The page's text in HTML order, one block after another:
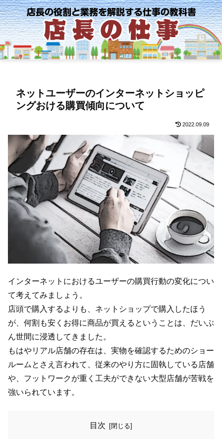
ネットユーザーのインターネットショッピ
ングおける購買傾向について
2022.09.09
インターネットにおけるユーザーの購買行動の変化につい
て考えてみましょう。
店頭で購入するよりも、ネットショップで購入したほう
が、何割も安くお得に商品が買えるということは、だいぶ
ん世間に浸透してきました。
もはやリアル店舗の存在は、実物を確認するためのショー
ルームとさえ言われて、従来のやり方に固執している店舗
や、フットワークが重く工夫ができない大型店舗が苦戦を
強いられています。
目次